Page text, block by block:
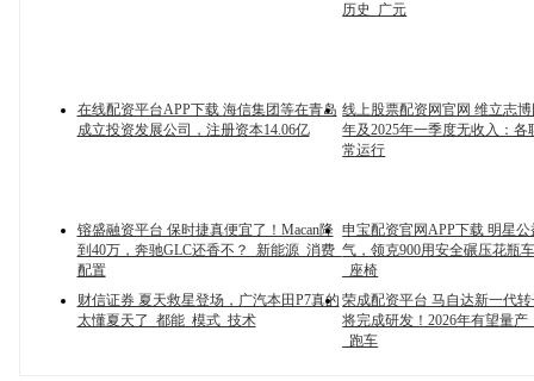
历史_广元
在线配资平台APP下载 海信集团等在青岛
成立投资发展公司，注册资本14.06亿
线上股票配资网官网 维立志博
年及2025年一季度无收入：各
常运行
镕盛融资平台 保时捷真便宜了！Macan降
到40万，奔驰GLC还香不？_新能源_消费_
配置
申宝配资官网APP下载 明星
气，领克900用安全碾压花瓶
_座椅
财信证券 夏天救星登场，广汽本田P7真的
太懂夏天了_都能_模式_技术
荣成配资平台 马自达新一代
将完成研发！2026年有望量产
_跑车